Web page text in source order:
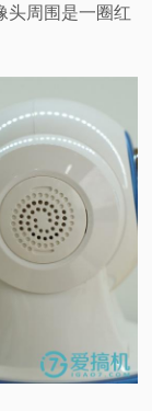
头周围是一圈红